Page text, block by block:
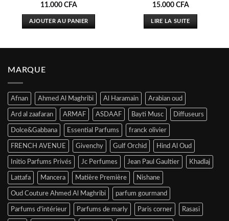
11.000 CFA
AJOUTER AU PANIER
15.000 CFA
LIRE LA SUITE
MARQUE
Afnan Ahmed Al Maghribi Al Haramain Arabian oud
Ard al zaafaran ARMAF ASDAAF Bayti Musc Diffuseurs
Dolce&Gabbana Essential Parfums franck olivier
FRENCH AVENUE Givenchy Gulf Orchid Hind Al Oud
Initio Parfums Privés Jc Perfumes Jean Paul Gaultier Khadlaj
Lattafa Mancera Matière Première Nishane
Oud Couture Ahmed Al Maghribi parfum gourmand
Parfums d'intérieur Parfums de marly Paris corner Rasasi